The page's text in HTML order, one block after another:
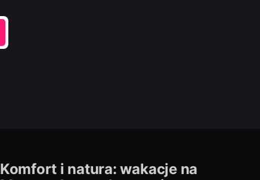
Komfort i natura: wakacje na